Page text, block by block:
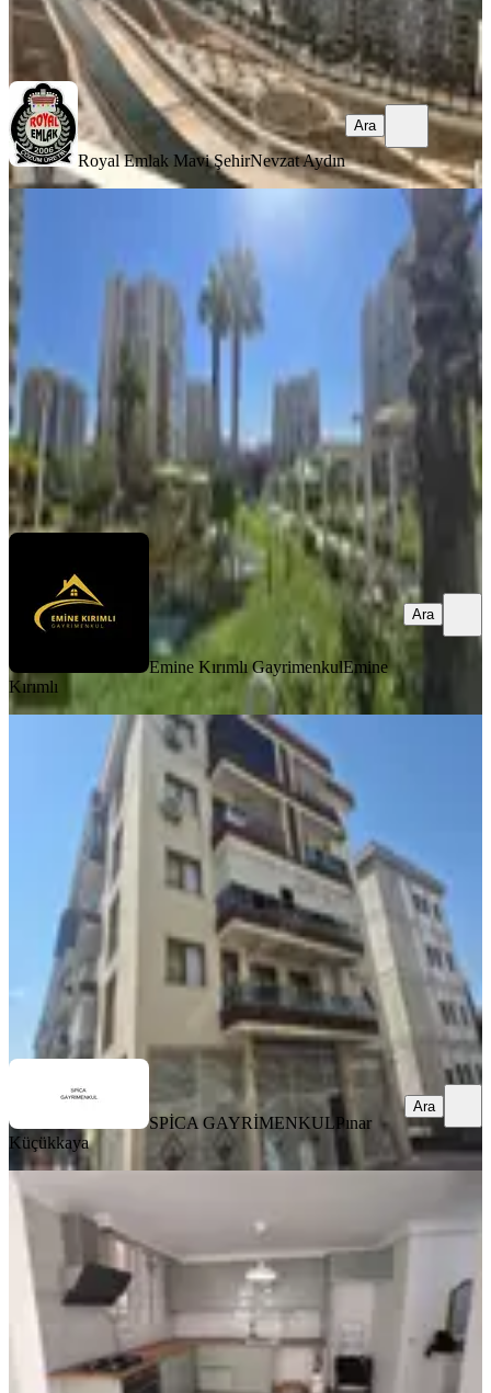
Royal Emlak Mavi ŞehirNevzat Aydın
Ara
Royal Emlak Mavi ŞehirNevzat Aydın
Ara
Mavişehir Emlak Konut'ta 2+1 Havuz
Manzaralı Eşyalı
Karşıyaka, Yalı Mahallesi
100 m² · 3. Kat
Emine Kırımlı Gayrimenkul Emine Kırımlı
Ara
Emine Kırımlı GayrimenkulEmine
Kırımlı
Ara
Karşıyaka Yalı Mh Ana Cd. İzban
Yakını Eşyalı Kiralık 2+1 Daire
Karşıyaka, Yalı Mahallesi
·90 m²· 4. Kat·07.08.2026
47.000 ₺
SPİCA GAYRİMENKULPınar Küçükkaya
Ara
SPİCA GAYRİMENKULPınar
Küçükkaya
Ara
YENİ
Karşıyaka, Bostanlı Mahallesi
3+1
Yüksek giriş 07.08.2026
Ar-Dost Gayrimenkul Danışmanlığı Abuzer Özel